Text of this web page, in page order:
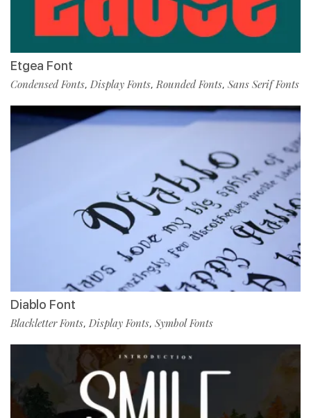
Etgea Font
Condensed Fonts, Display Fonts, Rounded Fonts, Sans Serif Fonts
Diablo Font
Blackletter Fonts, Display Fonts, Symbol Fonts